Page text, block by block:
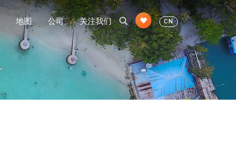
地图 公司 关注我们 CN